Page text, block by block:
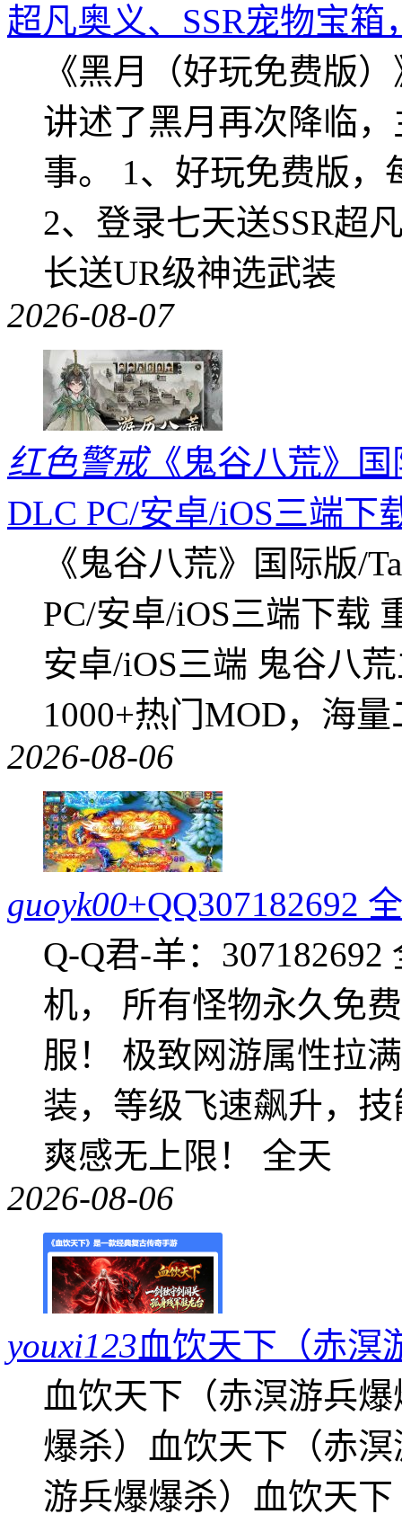
超凡奥义、SSR宠物宝箱
《黑月（好玩免费版
讲述了黑月再次降临
事。 1、好玩免费版，
2、登录七天送SSR超
长送UR级神选武装
2026-08-07
红色警戒《鬼谷八荒》国
DLC PC/安卓/iOS三端下
《鬼谷八荒》国际版/
PC/安卓/iOS三端下载
安卓/iOS三端 鬼谷八
1000+热门MOD，海
2026-08-06
guoyk00+QQ307182692
Q-Q君-羊：
机， 所有怪物永久免
服！ 极致网游属性拉
装，等级飞速飙升，
爽感无上限！ 全天
2026-08-06
youxi123血饮天下（赤溟
血饮天下（赤溟游兵
爆杀）血饮天下（赤
游兵爆爆杀）血饮天